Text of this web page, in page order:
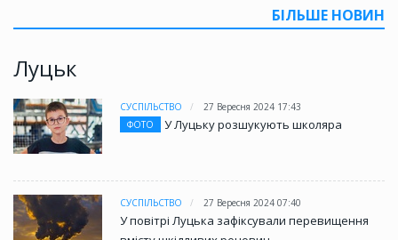
БІЛЬШЕ НОВИН
Луцьк
СУСПІЛЬСТВО
27 Вересня 2024 17:43
ФОТО
У Луцьку розшукують школяра
СУСПІЛЬСТВО 27 Вересня 2024 07:40
У повітрі Луцька зафіксували перевищення